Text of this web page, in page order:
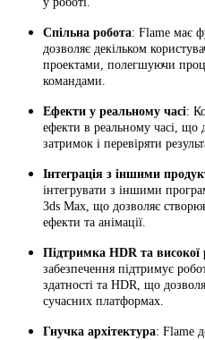
Спільна робота: Flame має
дозволяє декільком
проектами, полегшуючи
командами.
Ефекти у реальному часі:
ефекти в реальному часі, що
затримок і перевіряти
Інтеграція з іншими
інтегрувати з іншими
3ds Max, що дозволяє
ефекти та анімації.
Підтримка HDR та високої
забезпечення підтримує
здатності та HDR, що
сучасних платформах.
Гнучка архітектура: Flame